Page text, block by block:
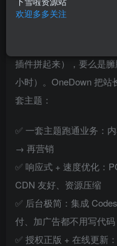
介绍
市面上大部分下载/会员
插件拼起来），要么是
小时）。OneDown 把站
套主题：
✅ 一套主题跑通业务
→ 再营销
✅ 响应式 + 速度优化：
CDN 友好、资源压缩
✅ 后台极简：集成
付、加广告都不用写代码
✅ 授权正版 + 在线更新
欢迎多多关注